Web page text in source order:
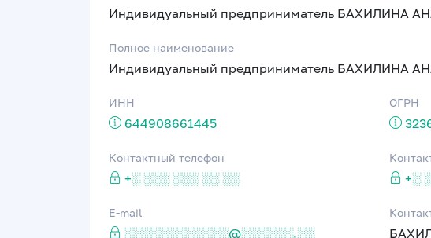
Индивидуальный предприниматель БАХИЛИНА
Полное наименование
Индивидуальный предприниматель БАХИЛИНА
ИНН
644908661445
ОГРН
Контактный телефон
+░ ░░░ ░░░ ░░ ░░ +░
E-mail
░░░░░░░░░░░░@░░░░░░.░░